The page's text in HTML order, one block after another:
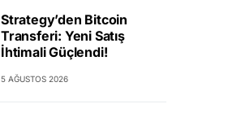
Strategy’den Bitcoin
Transferi: Yeni Satış
İhtimali Güçlendi!
5 AĞUSTOS 2026